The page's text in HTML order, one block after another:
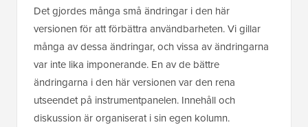
Det gjordes många små ändringar i den här
versionen för att förbättra användbarheten. Vi gillar
många av dessa ändringar, och vissa av ändringarna
var inte lika imponerande. En av de bättre
ändringarna i den här versionen var den rena
utseendet på instrumentpanelen. Innehåll och
diskussion är organiserat i sin egen kolumn.